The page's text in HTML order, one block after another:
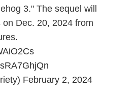
3." The sequel will
Dec. 20, 2024 from
February 2, 2024